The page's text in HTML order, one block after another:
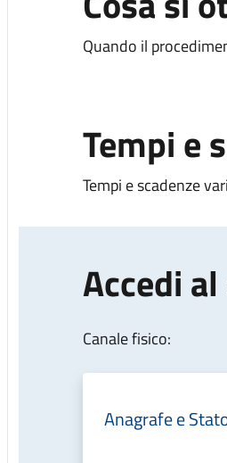
Quando il
Tempi e
Tempi e scadenze
Accedi
Canale fisico:
Anagrafe e